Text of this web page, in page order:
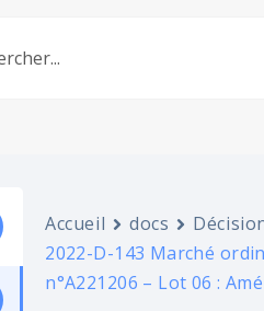
Accueil docs
2022-D-143 Marché
n°A221206 – Lot 06 :